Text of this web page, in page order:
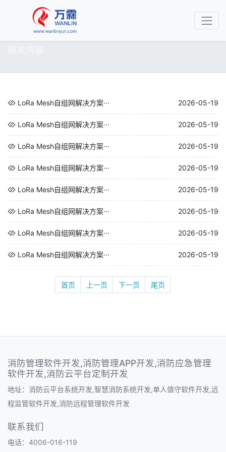
LoRa Mesh自组网解决方案··· 2026-05-19
LoRa Mesh自组网解决方案··· 2026-05-19
LoRa Mesh自组网解决方案··· 2026-05-19
LoRa Mesh自组网解决方案··· 2026-05-19
LoRa Mesh自组网解决方案··· 2026-05-19
LoRa Mesh自组网解决方案··· 2026-05-19
LoRa Mesh自组网解决方案··· 2026-05-19
LoRa Mesh自组网解决方案··· 2026-05-19
首页 上一页 下一页 尾页
消防管理软件开发,消防管理APP开发,消防应急管理
软件开发,消防云平台定制开发
地址：消防云平台系统开发,智慧消防系统开发,单人值守软件开发,远
程监管软件开发,消防远程管理软件开发
联系我们
电话：4006-016-119